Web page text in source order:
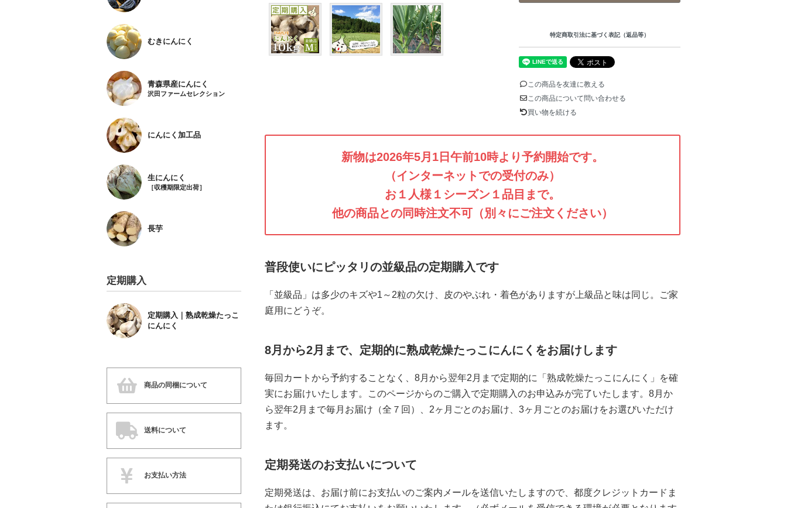
特定商取引法に基づく表記（返品等）
この商品を友達に教える
この商品について問い合わせる
買い物を続ける
新物は2026年5月1日午前10時より予約開始です。
（インターネットでの受付のみ）
お１人様１シーズン１品目まで。
他の商品との同時注文不可（別々にご注文ください）
普段使いにピッタリの並級品の定期購入です
「並級品」は多少のキズや1～2粒の欠け、皮のやぶれ・着色がありますが上級品と味は同じ。ご家
庭用にどうぞ。
8月から2月まで、定期的に熟成乾燥たっこにんにくをお届けします
毎回カートから予約することなく、8月から翌年2月まで定期的に「熟成乾燥たっこにんにく」を確
実にお届けいたします。このページからのご購入で定期購入のお申込みが完了いたします。8月か
ら翌年2月まで毎月お届け（全７回）、2ヶ月ごとのお届け、3ヶ月ごとのお届けをお選びいただけ
ます。
定期発送のお支払いについて
定期発送は、お届け前にお支払いのご案内メールを送信いたしますので、都度クレジットカードま
むきにんにく
青森県産にんにく
沢田ファームセレクション
にんにく加工品
生にんにく
［収穫期限定出荷］
長芋
定期購入
定期購入｜熟成乾燥たっこ
にんにく
商品の同梱について
送料について
お支払い方法